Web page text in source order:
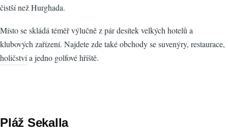
čistší než Hurghada.
Místo se skládá téměř výlučně z pár desítek velkých hotelů a
klubových zařízení. Najdete zde také obchody se suvenýry, restaurace,
holičství a jedno golfové hřiště.
Pláž Sekalla